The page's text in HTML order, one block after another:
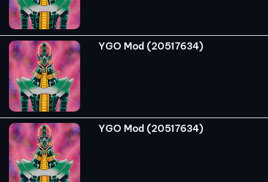
YGO Mod (20517634)
YGO Mod (20517634)